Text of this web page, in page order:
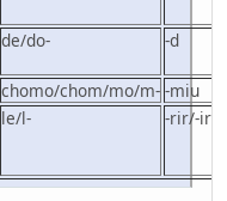
de/do- -d
chomo/chom/mo/m- -miu
le/l- -rir/-ir